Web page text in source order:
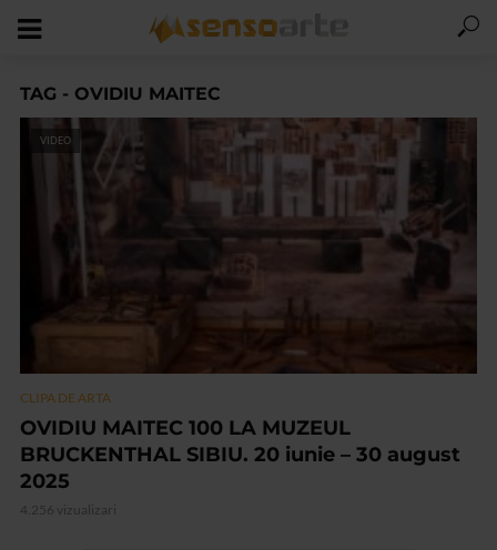
TAG - OVIDIU MAITEC
VIDEO
CLIPA DE ARTA
OVIDIU MAITEC 100 LA MUZEUL
BRUCKENTHAL SIBIU. 20 iunie – 30 august
2025
4.256 vizualizari